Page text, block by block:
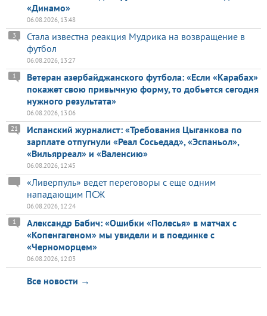
«Динамо»
06.08.2026, 13:48
Стала известна реакция Мудрика на возвращение в
футбол
3
06.08.2026, 13:27
Ветеран азербайджанского футбола: «Если «Карабах»
покажет свою привычную форму, то добьется сегодня
нужного результата»
1
06.08.2026, 13:06
Испанский журналист: «Требования Цыганкова по
зарплате отпугнули «Реал Сосьедад», «Эспаньол»,
«Вильярреал» и «Валенсию»
21
06.08.2026, 12:45
«Ливерпуль» ведет переговоры с еще одним
нападающим ПСЖ
06.08.2026, 12:24
Александр Бабич: «Ошибки «Полесья» в матчах с
«Копенгагеном» мы увидели и в поединке с
«Черноморцем»
1
06.08.2026, 12:03
Все новости →